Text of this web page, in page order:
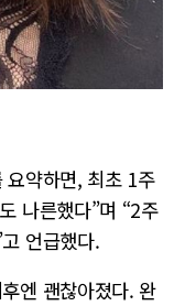
요약하면, 최초 1주
나른했다”며 “2주
언급했다.
엔 괜찮아졌다. 완